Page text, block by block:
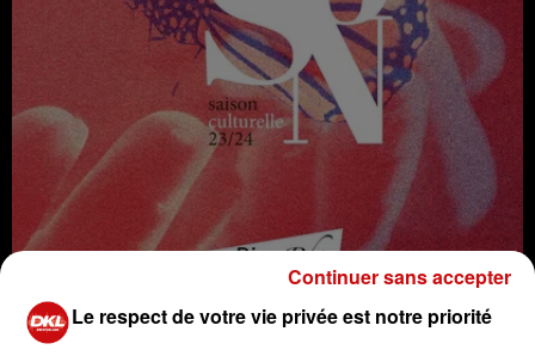
Le respect de votre vie privée est notre priorité
Continuer sans accepter